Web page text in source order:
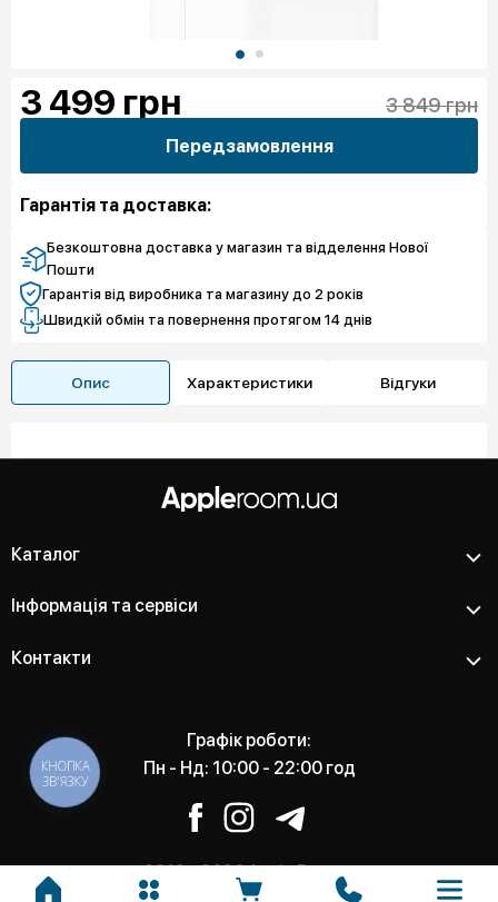
3 499 грн 3 849 грн
Передзамовлення
Гарантія та доставка:
Безкоштовна доставка у магазин та відделення Нової
Пошти
Гарантія від виробника та магазину до 2 років
Швидкій обмін та повернення протягом 14 днів
Опис Характеристики Відгуки
Каталог
Інформація та сервіси
Контакти
Графік роботи:
Пн - Нд: 10:00 - 22:00 год
2012 - 2026 Apple Room -
КНОПКА
ЗВ'ЯЗКУ